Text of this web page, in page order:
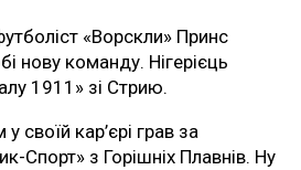
«Ворскли» Принс
нову команду. Нігерієць
1911» зі Стрию.
своїй кар’єрі грав за
Спорт» з Горішніх Плавнів. Ну